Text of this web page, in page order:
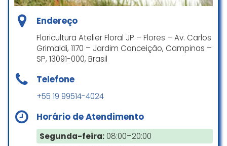
Espaço seguro para pessoas transgênero
Planejamento
Pagamentos
Cartão de crédito
muita variedade de produtos para
sua decoração.
atendimento super especial da
vendedora Lady que além de
entender muito de plantas é
Endereço
Floricultura Atelier Floral JP – Flores – Av. Carlos
Grimaldi, 1170 – Jardim Conceição, Campinas –
SP, 13091-000, Brasil
Telefone
+55 19 99514-4024
Horário de Atendimento
Segunda-feira: 08:00–20:00